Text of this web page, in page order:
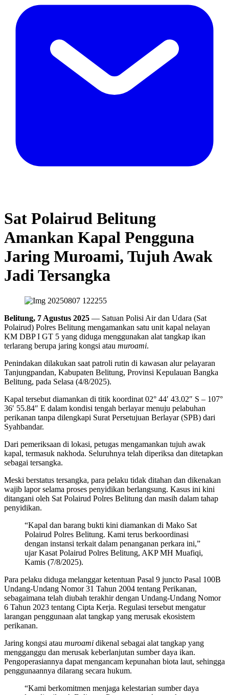
Sat Polairud Belitung
Amankan Kapal Pengguna
Jaring Muroami, Tujuh Awak
Jadi Tersangka
Belitung, 7 Agustus 2025 — Satuan Polisi Air dan Udara (Sat
Polairud) Polres Belitung mengamankan satu unit kapal nelayan
KM DBP I GT 5 yang diduga menggunakan alat tangkap ikan
terlarang berupa jaring kongsi atau muroami.
Penindakan dilakukan saat patroli rutin di kawasan alur pelayaran
Tanjungpandan, Kabupaten Belitung, Provinsi Kepulauan Bangka
Belitung, pada Selasa (4/8/2025).
Kapal tersebut diamankan di titik koordinat 02° 44′ 43.02″ S – 107°
36′ 55.84″ E dalam kondisi tengah berlayar menuju pelabuhan
perikanan tanpa dilengkapi Surat Persetujuan Berlayar (SPB) dari
Syahbandar.
Dari pemeriksaan di lokasi, petugas mengamankan tujuh awak
kapal, termasuk nakhoda. Seluruhnya telah diperiksa dan ditetapkan
sebagai tersangka.
Meski berstatus tersangka, para pelaku tidak ditahan dan dikenakan
wajib lapor selama proses penyidikan berlangsung. Kasus ini kini
ditangani oleh Sat Polairud Polres Belitung dan masih dalam tahap
penyidikan.
“Kapal dan barang bukti kini diamankan di Mako Sat
Polairud Polres Belitung. Kami terus berkoordinasi
dengan instansi terkait dalam penanganan perkara ini,”
ujar Kasat Polairud Polres Belitung, AKP MH Muafiqi,
Kamis (7/8/2025).
Para pelaku diduga melanggar ketentuan Pasal 9 juncto Pasal 100B
Undang-Undang Nomor 31 Tahun 2004 tentang Perikanan,
sebagaimana telah diubah terakhir dengan Undang-Undang Nomor
6 Tahun 2023 tentang Cipta Kerja. Regulasi tersebut mengatur
larangan penggunaan alat tangkap yang merusak ekosistem
perikanan.
Jaring kongsi atau muroami dikenal sebagai alat tangkap yang
mengganggu dan merusak keberlanjutan sumber daya ikan.
Pengoperasiannya dapat mengancam kepunahan biota laut, sehingga
penggunaannya dilarang secara hukum.
“Kami berkomitmen menjaga kelestarian sumber daya